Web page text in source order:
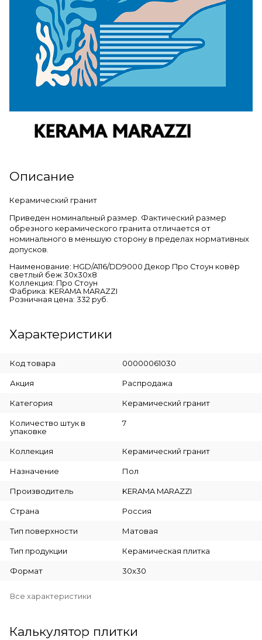
Описание
Керамический гранит
Приведен номинальный размер. Фактический размер
обрезного керамического гранита отличается от
номинального в меньшую сторону в пределах нормативных
допусков.
Наименование: HGD/A116/DD9000 Декор Про Стоун ковёр
светлый беж 30х30х8
Коллекция: Про Стоун
Фабрика: KERAMA MARAZZI
Розничная цена: 332 руб.
Характеристики
Код товара 00000061030
Акция Распродажа
Категория Керамический гранит
Количество штук в
упаковке
7
Коллекция Керамический гранит
Назначение Пол
Производитель KERAMA MARAZZI
Страна Россия
Тип поверхности Матовая
Тип продукции Керамическая плитка
Формат 30x30
Все характеристики
Калькулятор плитки